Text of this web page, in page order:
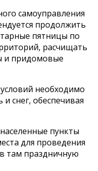
самоуправления
продолжить
пятницы по
расчищать
и придомовые
необходимо
снег, обеспечивая
пункты
для проведения
там праздничную